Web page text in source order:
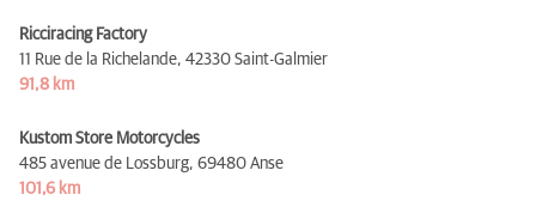
Ricciracing Factory
11 Rue de la Richelande, 42330 Saint-Galmier
91,8 km
Kustom Store Motorcycles
485 avenue de Lossburg, 69480 Anse
101,6 km